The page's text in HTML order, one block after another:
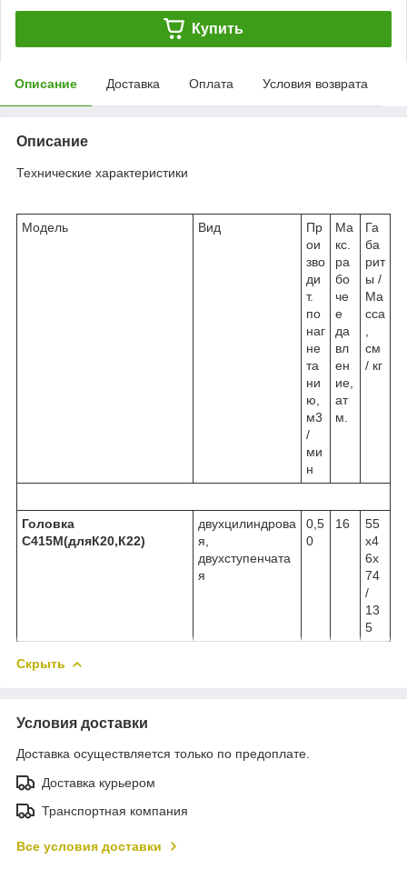
Купить
Описание Доставка Оплата Условия возврата
Описание
Технические характеристики
Модель Вид
Пр
ои
зво
ди
т.
по
наг
не
та
ни
ю,
м3
/
ми
н
Ма
кс.
ра
бо
че
е
да
вл
ен
ие,
ат
м.
Га
ба
рит
ы /
Ма
сса
см
/ кг
Головка
С415М(дляК20,К22)
двухцилиндрова
я,
двухступенчата
я
0,5
0
16
55
х4
6х
74
/
13
5
Скрыть
Условия доставки
Доставка осуществляется только по предоплате.
Доставка курьером
Транспортная компания
Все условия доставки